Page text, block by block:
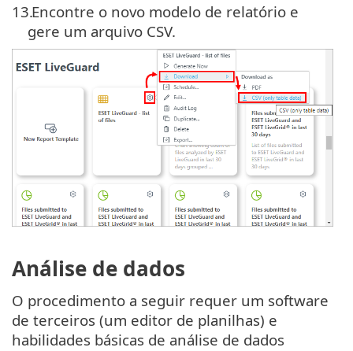
13.Encontre o novo modelo de relatório e
gere um arquivo CSV.
Análise de dados
O procedimento a seguir requer um software
de terceiros (um editor de planilhas) e
habilidades básicas de análise de dados